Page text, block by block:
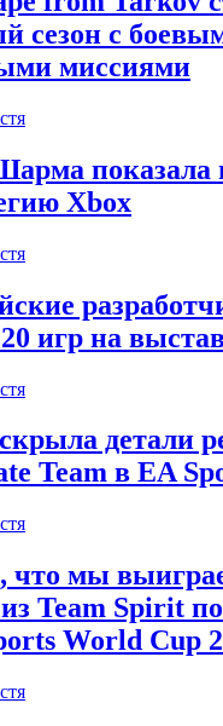
сезон с
миссиями
показала
Xbox
20 игр на
детали
Team в EA
что мы
Team Spirit
World Cup